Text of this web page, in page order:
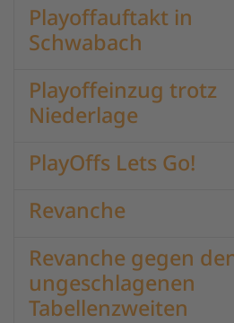
Playoffauftakt in
Schwabach
Playoffeinzug trotz
Niederlage
PlayOffs Lets Go!
Revanche
Revanche gegen
ungeschlagenen
Tabellenzweiten